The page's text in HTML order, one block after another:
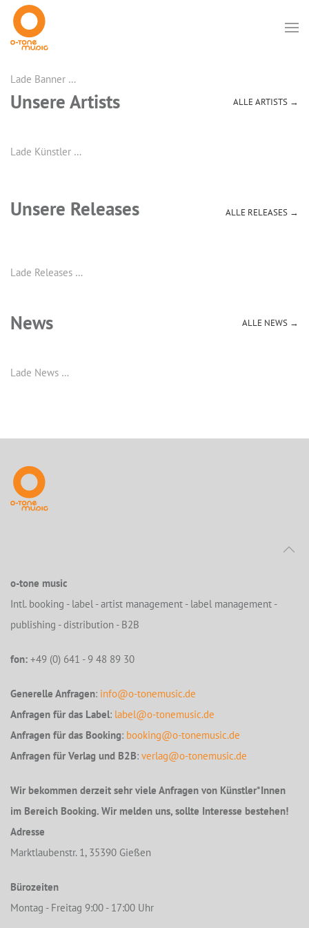
Lade Banner …
Unsere Artists ALLE ARTISTS →
Lade Künstler …
Unsere Releases ALLE RELEASES →
Lade Releases …
News ALLE NEWS →
Lade News …
o-tone music
Intl. booking - label - artist management - label management -
publishing - distribution - B2B
fon: +49 (0) 641 - 9 48 89 30
Generelle Anfragen: info@o-tonemusic.de
Anfragen für das Label: label@o-tonemusic.de
Anfragen für das Booking: booking@o-tonemusic.de
Anfragen für Verlag und B2B: verlag@o-tonemusic.de
Wir bekommen derzeit sehr viele Anfragen von Künstler*Innen
im Bereich Booking. Wir melden uns, sollte Interesse bestehen!
Adresse
Marktlaubenstr. 1, 35390 Gießen
Bürozeiten
Montag - Freitag 9:00 - 17:00 Uhr